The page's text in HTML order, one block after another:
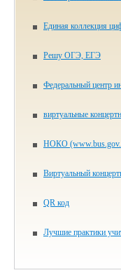
Единая коллекция
Решу ОГЭ, ЕГЭ
Федеральный центр
виртуальные
НОКО
Виртуальный
QR код
Лучшие практики